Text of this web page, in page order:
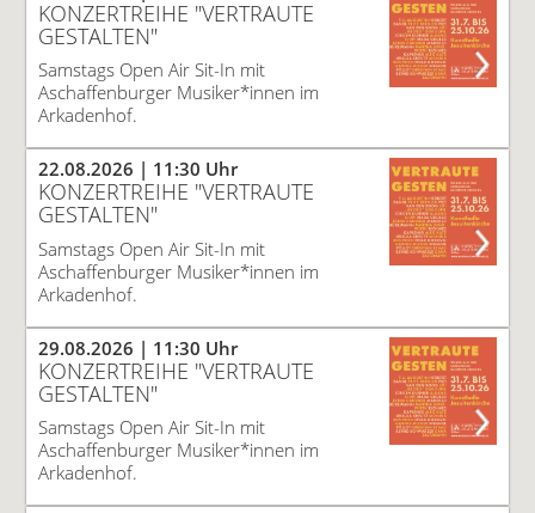
KONZERTREIHE "VERTRAUTE
GESTALTEN"
Samstags Open Air Sit-In mit
Aschaffenburger Musiker*innen im
Arkadenhof.
22.08.2026 | 11:30 Uhr
KONZERTREIHE "VERTRAUTE
GESTALTEN"
Samstags Open Air Sit-In mit
Aschaffenburger Musiker*innen im
Arkadenhof.
29.08.2026 | 11:30 Uhr
KONZERTREIHE "VERTRAUTE
GESTALTEN"
Samstags Open Air Sit-In mit
Aschaffenburger Musiker*innen im
Arkadenhof.